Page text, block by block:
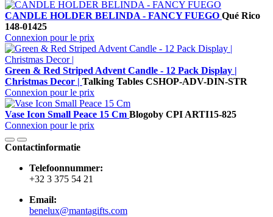
CANDLE HOLDER BELINDA - FANCY FUEGO Qué Rico
148-01425
Connexion pour le prix
Green & Red Striped Advent Candle - 12 Pack Display |
Christmas Decor | Talking Tables CSHOP-ADV-DIN-STR
Connexion pour le prix
Vase Icon Small Peace 15 Cm Blogoby CPIARTI15-825
Connexion pour le prix
Contactinformatie
Telefoonnummer:
+32 3 375 54 21
Email:
benelux@mantagifts.com